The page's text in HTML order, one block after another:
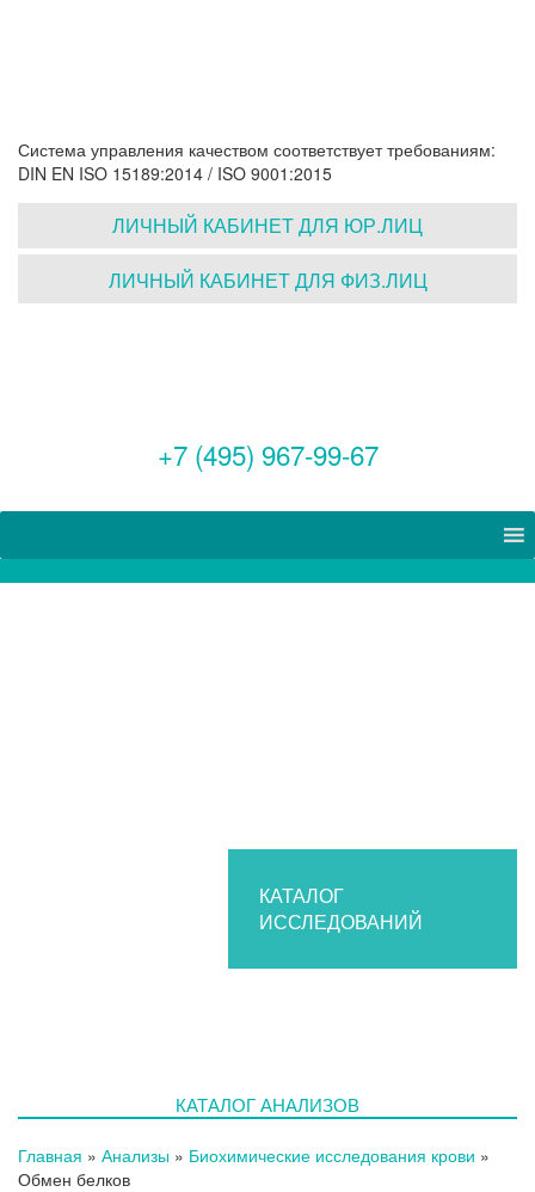
Система управления качеством соответствует требованиям:
DIN EN ISO 15189:2014 / ISO 9001:2015
ЛИЧНЫЙ КАБИНЕТ ДЛЯ ЮР.ЛИЦ
ЛИЧНЫЙ КАБИНЕТ ДЛЯ ФИЗ.ЛИЦ
+7 (495) 967-99-67
КАТАЛОГ
ИССЛЕДОВАНИЙ
КАТАЛОГ АНАЛИЗОВ
Главная » Анализы » Биохимические исследования крови »
Обмен белков